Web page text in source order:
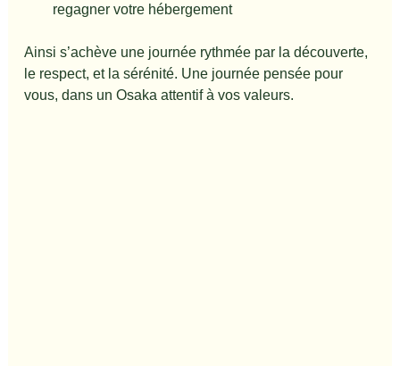
regagner votre hébergement
Ainsi s’achève une journée rythmée par la découverte,
le respect, et la sérénité. Une journée pensée pour
vous, dans un Osaka attentif à vos valeurs.